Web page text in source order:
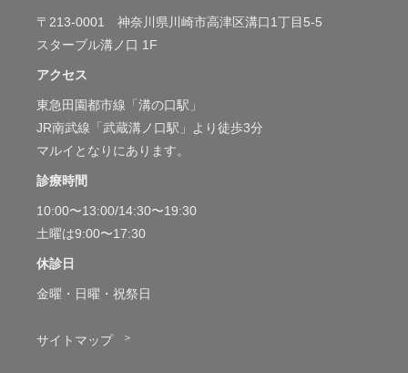
〒213-0001 神奈川県川崎市高津区溝口1丁目5-5
スターブル溝ノ口 1F
アクセス
東急田園都市線「溝の口駅」
JR南武線「武蔵溝ノ口駅」より徒歩3分
マルイとなりにあります。
診療時間
10:00〜13:00/14:30〜19:30
土曜は9:00〜17:30
休診日
金曜・日曜・祝祭日
サイトマップ ＞